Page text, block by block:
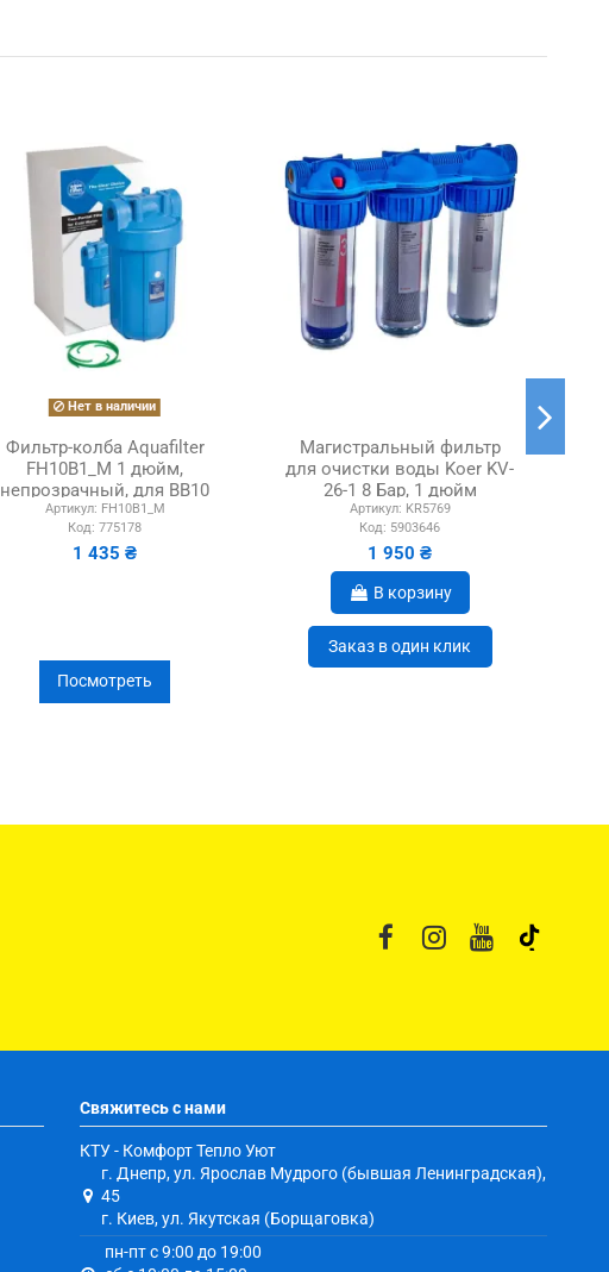
Нет в наличии
Фильтр-колба Aquafilter
FH10B1_M 1 дюйм,
непрозрачный, для ВВ10
Артикул: FH10B1_M
Код: 775178
1 435 ₴
Посмотреть
Магистральный фильтр
для очистки воды Koer KV-
26-1 8 Бар, 1 дюйм
Артикул: KR5769
Код: 5903646
1 950 ₴
В корзину
Заказ в один клик
Свяжитесь с нами
КТУ - Комфорт Тепло Уют
г. Днепр, ул. Ярослав Мудрого (бывшая Ленинградская),
45
г. Киев, ул. Якутская (Борщаговка)
пн-пт с 9:00 до 19:00